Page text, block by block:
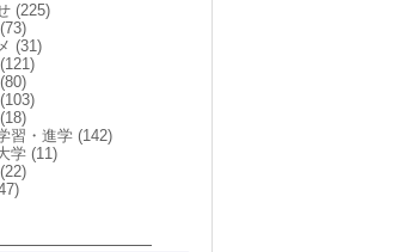
(225)
(73)
(31)
(121)
(80)
(103)
(18)
習・進学 (142)
学 (11)
(22)